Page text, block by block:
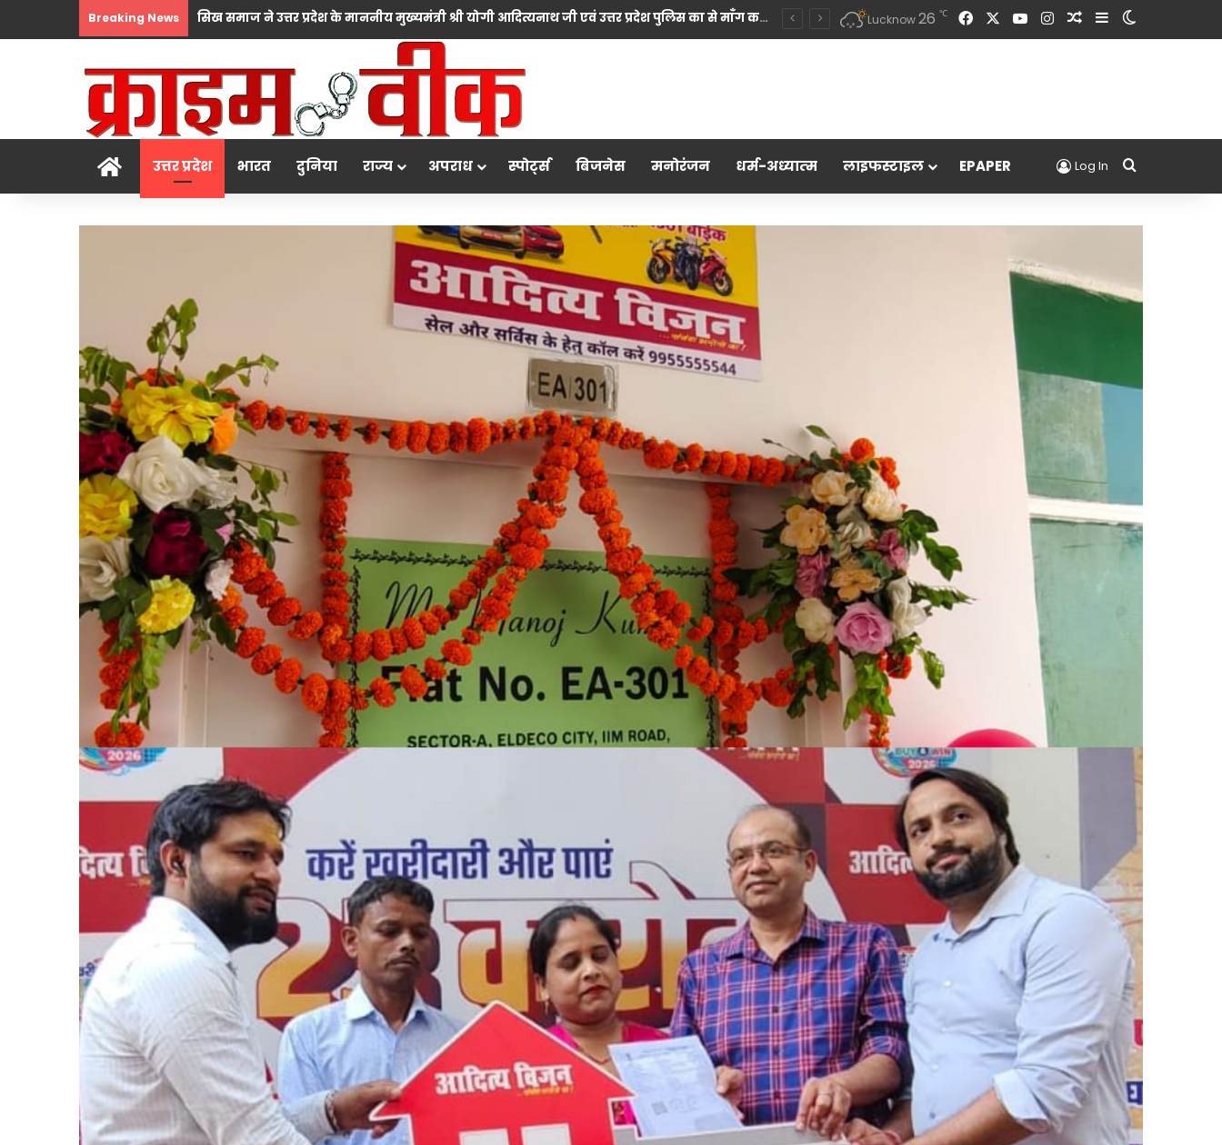
Breaking News *10 महीने की बच्ची की मां पंखुड़ी श्रीवास्तव बनीं Mrs. मिसेज़ वर्ल्ड इंटरनेशनल 2026 की फर्स्ट रनर-अप, मां बनना सपनों का अंत नहीं शुरुआत है का दिया संदेश* Lucknow26 ℃ FacebookYouTubeInstagram
Random Article
Sidebar
होम उत्तर प्रदेश भारत दुनिया राज्य अपराध स्पोर्ट्स बिजनेस मनोरंजन धर्म-अध्‍यात्‍म लाइफस्टाइल EPAPER Log In Search for